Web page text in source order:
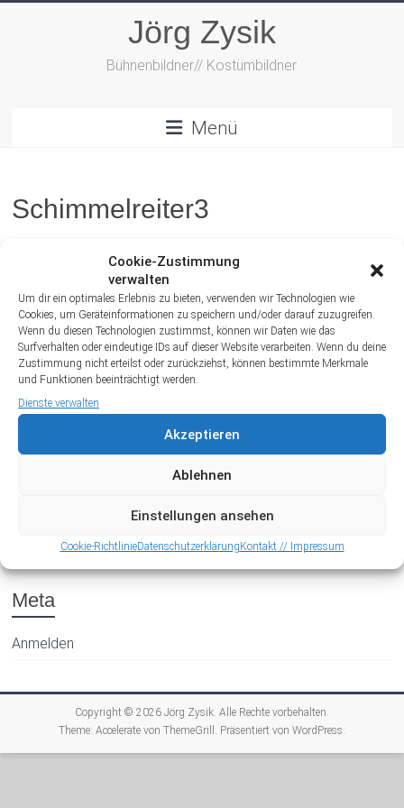
Cookie-Zustimmung
verwalten
Um dir ein optimales Erlebnis zu bieten, verwenden wir Technologien wie
Cookies, um Geräteinformationen zu speichern und/oder darauf zuzugreifen.
Wenn du diesen Technologien zustimmst, können wir Daten wie das
Surfverhalten oder eindeutige IDs auf dieser Website verarbeiten. Wenn du deine
Zustimmung nicht erteilst oder zurückziehst, können bestimmte Merkmale
und Funktionen beeinträchtigt werden.
Dienste verwalten
Akzeptieren
Ablehnen
Einstellungen ansehen
Cookie-RichtlinieDatenschutzerklärung Kontakt // Impressum
Jörg Zysik
Bühnenbildner// Kostümbildner
Menü
Schimmelreiter3
Meta
Anmelden
Copyright © 2026 Jörg Zysik. Alle Rechte vorbehalten.
Theme: Acceleratevon ThemeGrill. Präsentiert von WordPress.